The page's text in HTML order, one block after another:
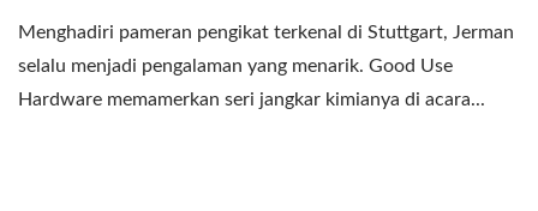
Menghadiri pameran pengikat terkenal di Stuttgart, Jerman
selalu menjadi pengalaman yang menarik. Good Use
Hardware memamerkan seri jangkar kimianya di acara...